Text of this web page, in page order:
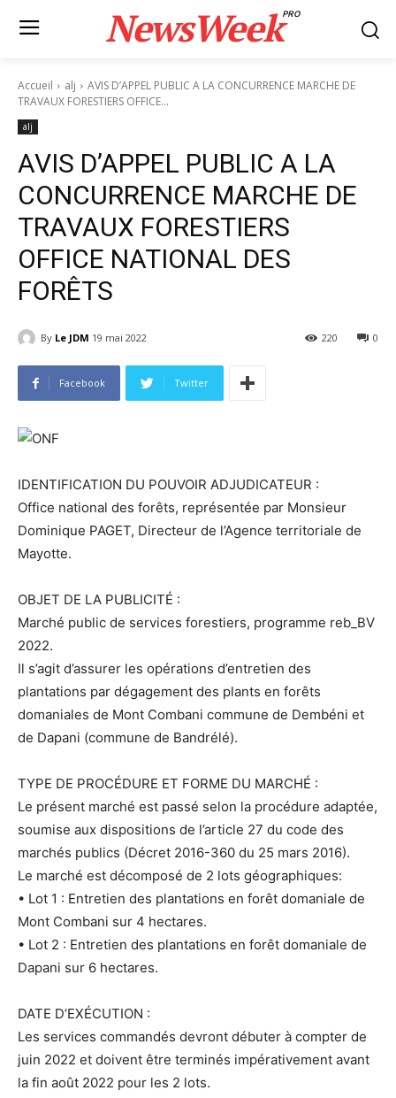
NewsWeekPRO
Accueil alj
AVIS D’APPEL PUBLIC A LA CONCURRENCE MARCHE DE
TRAVAUX FORESTIERS OFFICE...
alj
AVIS D’APPEL PUBLIC A LA
CONCURRENCE MARCHE DE
TRAVAUX FORESTIERS
OFFICE NATIONAL DES
FORÊTS
By Le JDM 19 mai 2022 0
220
Facebook Twitter
IDENTIFICATION DU POUVOIR ADJUDICATEUR :
Office national des forêts, représentée par Monsieur
Dominique PAGET, Directeur de l’Agence territoriale de
Mayotte.
OBJET DE LA PUBLICITÉ :
Marché public de services forestiers, programme reb_BV
2022.
Il s’agit d’assurer les opérations d’entretien des
plantations par dégagement des plants en forêts
domaniales de Mont Combani commune de Dembéni et
de Dapani (commune de Bandrélé).
TYPE DE PROCÉDURE ET FORME DU MARCHÉ :
Le présent marché est passé selon la procédure adaptée,
soumise aux dispositions de l’article 27 du code des
marchés publics (Décret 2016-360 du 25 mars 2016).
Le marché est décomposé de 2 lots géographiques:
• Lot 1 : Entretien des plantations en forêt domaniale de
Mont Combani sur 4 hectares.
• Lot 2 : Entretien des plantations en forêt domaniale de
Dapani sur 6 hectares.
DATE D’EXÉCUTION :
Les services commandés devront débuter à compter de
juin 2022 et doivent être terminés impérativement avant
la fin août 2022 pour les 2 lots.